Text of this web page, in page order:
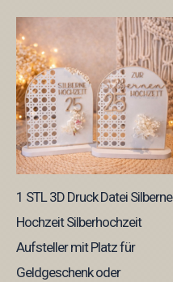
1 STL 3D Druck Datei Silberne
Hochzeit Silberhochzeit
Aufsteller mit Platz für
Geldgeschenk oder